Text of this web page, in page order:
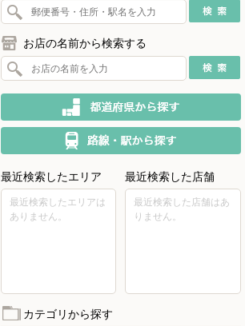
お店の名前から検索する
最近検索したエリア
最近検索したエリアは
ありません。
最近検索した店舗
最近検索した店舗はあ
りません。
カテゴリから探す